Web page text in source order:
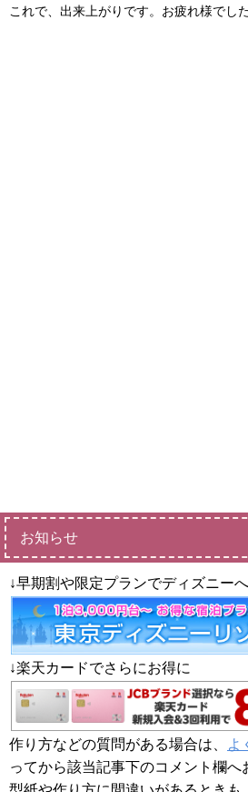
これで、出来上がりです。お疲れ様でした
お知らせ
↓早期割や限定プランでディズニー
↓楽天カードでさらにお得に
作り方などの質問がある場合は、 よ
ってから該当記事下のコメント欄へ